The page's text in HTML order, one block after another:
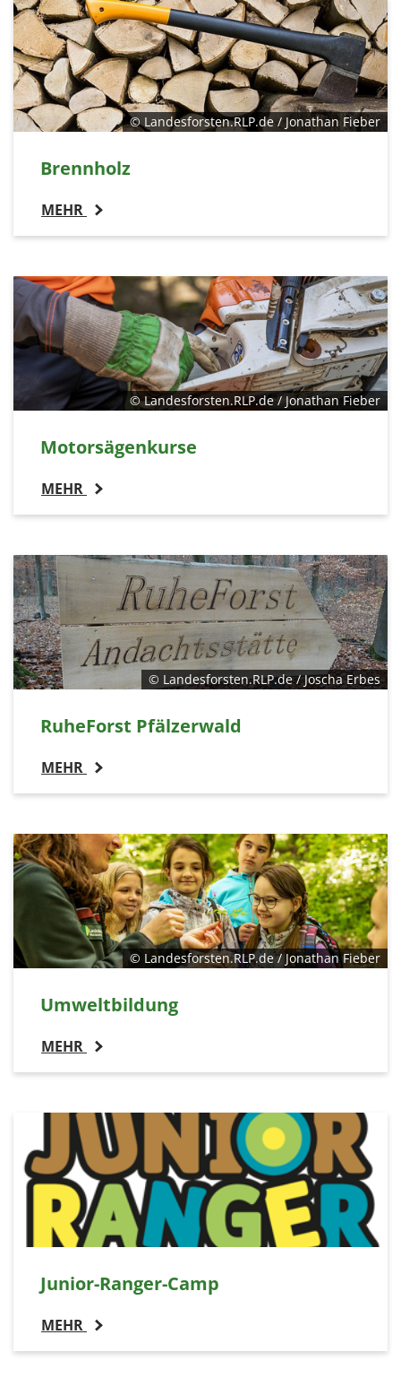
© Landesforsten.RLP.de / Jonathan Fieber
Brennholz
MEHR
© Landesforsten.RLP.de / Jonathan Fieber
Motorsägenkurse
MEHR
© Landesforsten.RLP.de / Joscha Erbes
RuheForst Pfälzerwald
MEHR
© Landesforsten.RLP.de / Jonathan Fieber
Umweltbildung
MEHR
Junior-Ranger-Camp
MEHR